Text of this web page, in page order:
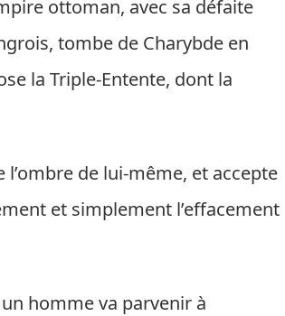
ottoman, avec sa défaite
tombe de Charybde en
la Triple-Entente, dont la
l’ombre de lui-même, et accepte
et simplement l’effacement
homme va parvenir à